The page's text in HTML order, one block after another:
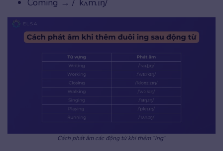
Coming → /ˈkʌm.ɪŋ/
Cách phát âm các động từ khi thêm “ing”